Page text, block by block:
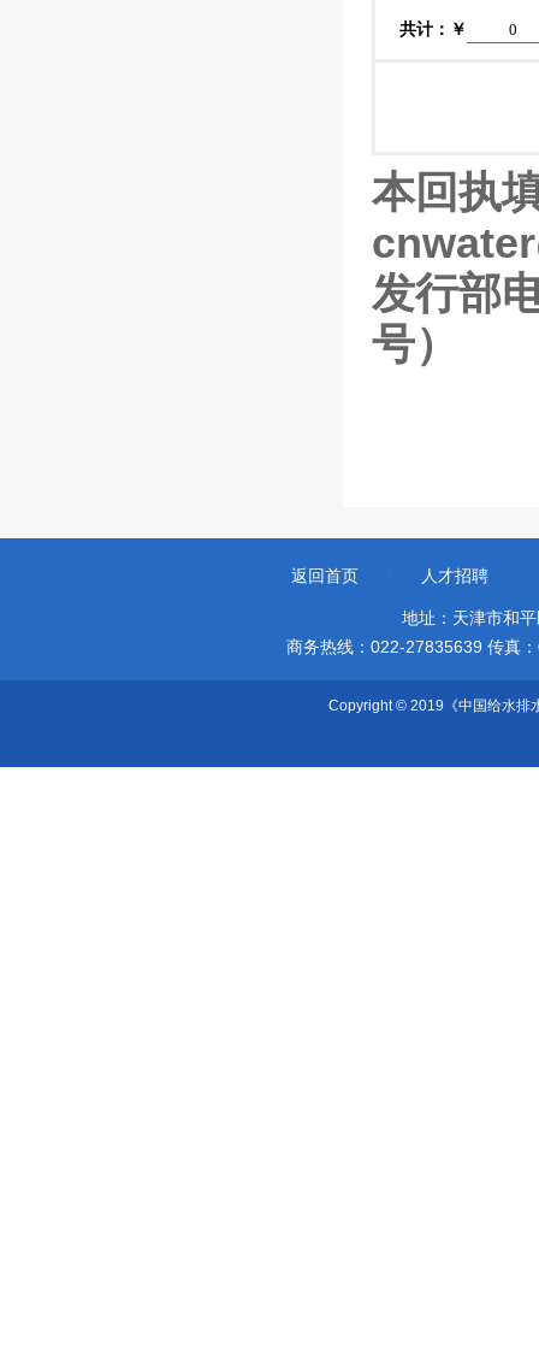
共计：￥
本回执
发行部
号）
返回首页 | 人才招聘 |
地址：天津市和
商务热线：022-27835639 传真
Copyright © 2019《中国给水排